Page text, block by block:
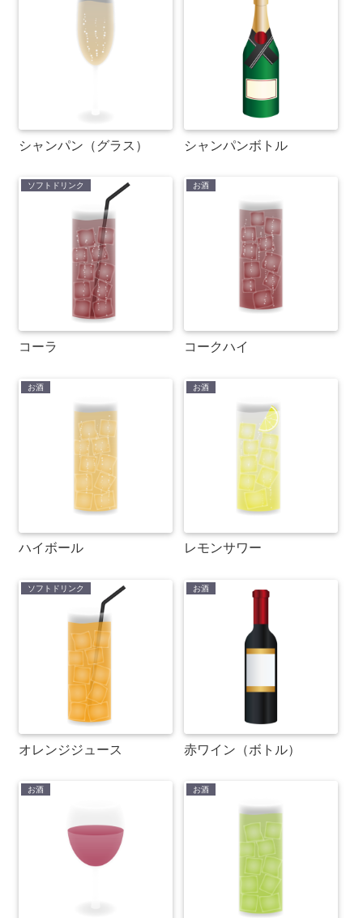
シャンパン（グラス） シャンパンボトル
ソフトドリンク
コーラ
お酒
コークハイ
お酒
ハイボール
お酒
レモンサワー
ソフトドリンク
オレンジジュース
お酒
赤ワイン（ボトル）
お酒 お酒